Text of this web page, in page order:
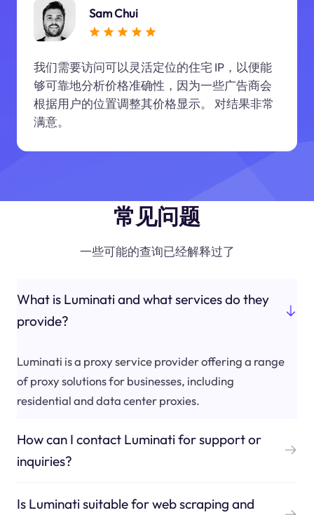
Sam Chui
我们需要访问可以灵活定位的住宅 IP，以便能
够可靠地分析价格准确性，因为一些广告商会
根据用户的位置调整其价格显示。 对结果非常
满意。
常见问题
一些可能的查询已经解释过了
What is Luminati and what services do they
provide?
Luminati is a proxy service provider offering a range
of proxy solutions for businesses, including
residential and data center proxies.
How can I contact Luminati for support or
inquiries?
Is Luminati suitable for web scraping and